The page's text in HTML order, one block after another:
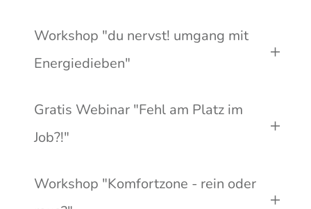
Workshop "du nervst! umgang mit
Energiedieben"
Gratis Webinar "Fehl am Platz im
Job?!"
Workshop "Komfortzone - rein oder